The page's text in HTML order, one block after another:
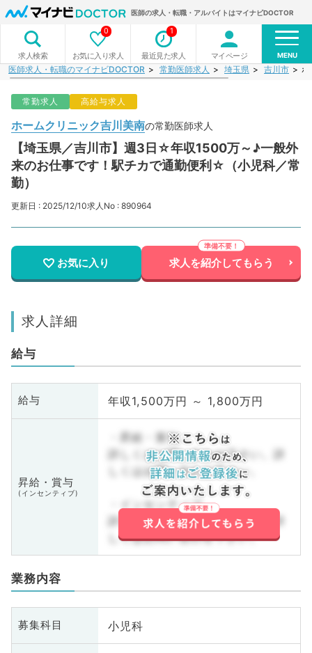
医師の求人・転職・アルバイトはマイナビDOCTOR
求人検索 お気に入り求人
0
最近見た求人
1
マイページ MENU
医師求人・転職のマイナビDOCTOR 常勤医師求人 埼玉県 吉川市 ホ
常勤求人 高給与求人
ホームクリニック吉川美南の常勤医師求人
【埼玉県／吉川市】週3日☆年収1500万～♪一般外
来のお仕事です！駅チカで通勤便利☆（小児科／常
勤）
更新日 : 2025/12/10求人No : 890964
お気に入り 求人を紹介してもらう
求人詳細
給与
給与 年収1,500万円 ～ 1,800万円
昇給・賞与
(インセンティブ)
・昇給・賞与
詳しくはお問い合わせ下さい。詳
しくはお問い合わせ下さい。
・インセンティブ
詳しくはお問い合わせ下さい。詳
しくはお問い合わせ下さい。
業務内容
募集科目 小児科